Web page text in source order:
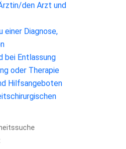
den Arzt und
einer Diagnose,
bei Entlassung
oder Therapie
Hilfsangeboten